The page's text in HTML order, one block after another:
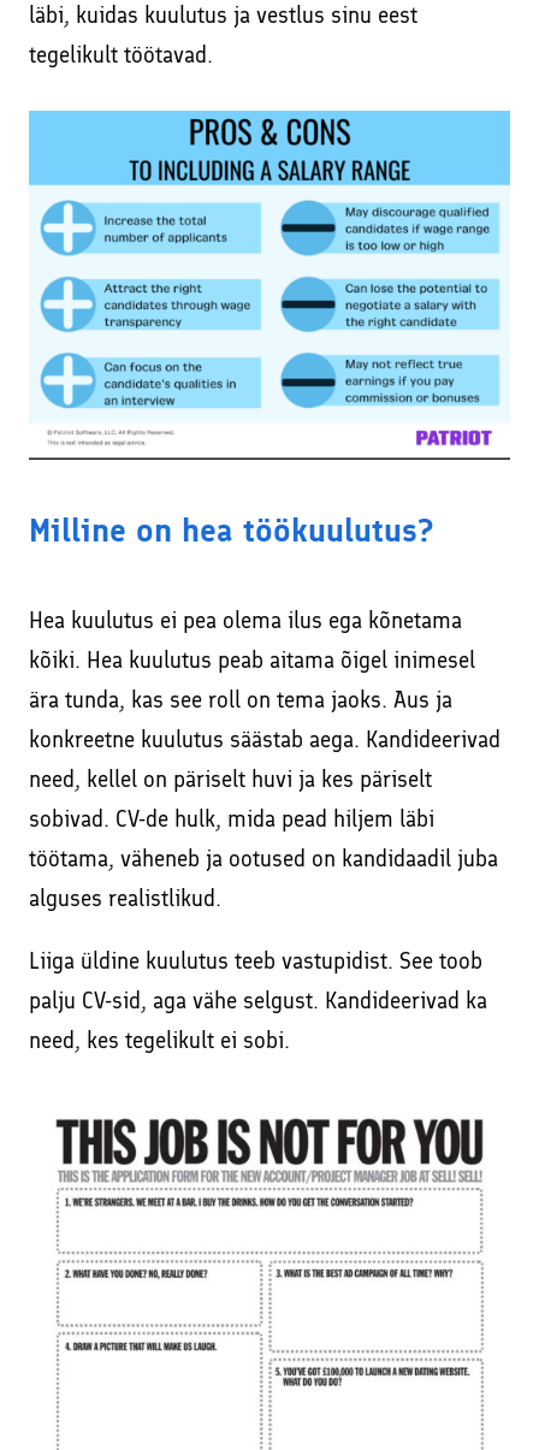
läbi, kuidas kuulutus ja vestlus sinu eest
tegelikult töötavad.
Milline on hea töökuulutus?
Hea kuulutus ei pea olema ilus ega kõnetama
kõiki. Hea kuulutus peab aitama õigel inimesel
ära tunda, kas see roll on tema jaoks. Aus ja
konkreetne kuulutus säästab aega. Kandideerivad
need, kellel on päriselt huvi ja kes päriselt
sobivad. CV-de hulk, mida pead hiljem läbi
töötama, väheneb ja ootused on kandidaadil juba
alguses realistlikud.
Liiga üldine kuulutus teeb vastupidist. See toob
palju CV-sid, aga vähe selgust. Kandideerivad ka
need, kes tegelikult ei sobi.